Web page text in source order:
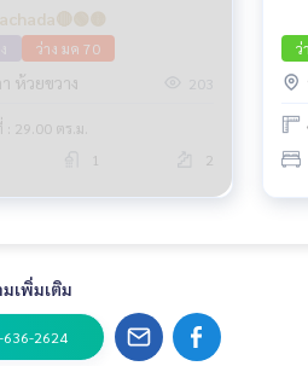
ว่าง มค 70
ห้วยขวาง 203
29.00 ตร.ม.
1 2
ว่
เพิ่มเติม
636-2624